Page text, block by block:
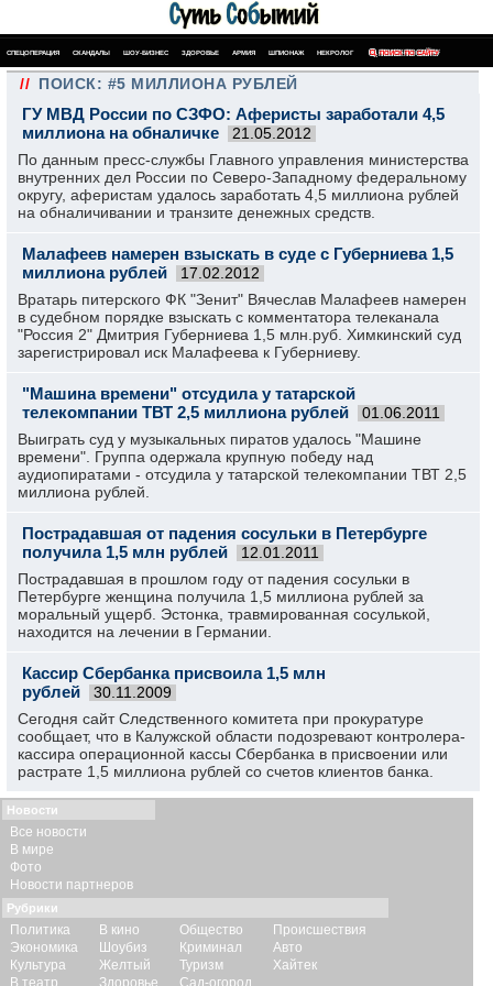
СПЕЦОПЕРАЦИЯ СКАНДАЛЫ ШОУ-БИЗНЕС ЗДОРОВЬЕ АРМИЯ ШПИОНАЖ НЕКРОЛОГ ПОИСК ПО САЙТУ
// ПОИСК: #5 МИЛЛИОНА РУБЛЕЙ
ГУ МВД России по СЗФО: Аферисты заработали 4,5
миллиона на обналичке
21.05.2012
По данным пресс-службы Главного управления министерства
внутренних дел России по Северо-Западному федеральному
округу, аферистам удалось заработать 4,5 миллиона рублей
на обналичивании и транзите денежных средств.
Малафеев намерен взыскать в суде с Губерниева 1,5
миллиона рублей
17.02.2012
Вратарь питерского ФК "Зенит" Вячеслав Малафеев намерен
в судебном порядке взыскать с комментатора телеканала
"Россия 2" Дмитрия Губерниева 1,5 млн.руб. Химкинский суд
зарегистрировал иск Малафеева к Губерниеву.
"Машина времени" отсудила у татарской
телекомпании ТВТ 2,5 миллиона рублей
01.06.2011
Выиграть суд у музыкальных пиратов удалось "Машине
времени". Группа одержала крупную победу над
аудиопиратами - отсудила у татарской телекомпании ТВТ 2,5
миллиона рублей.
Пострадавшая от падения сосульки в Петербурге
получила 1,5 млн рублей
12.01.2011
Пострадавшая в прошлом году от падения сосульки в
Петербурге женщина получила 1,5 миллиона рублей за
моральный ущерб. Эстонка, травмированная сосулькой,
находится на лечении в Германии.
Кассир Сбербанка присвоила 1,5 млн
рублей
30.11.2009
Сегодня сайт Следственного комитета при прокуратуре
сообщает, что в Калужской области подозревают контролера-
кассира операционной кассы Сбербанка в присвоении или
растрате 1,5 миллиона рублей со счетов клиентов банка.
Новости
Все новости
В мире
Фото
Новости партнеров
Рубрики
Политика
Экономика
Культура
В театр
В кино
Шоубиз
Желтый
Здоровье
Общество
Криминал
Туризм
Сад-огород
Происшествия
Авто
Хайтек